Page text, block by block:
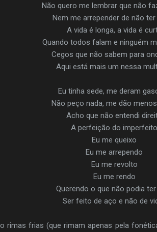
Não quero me lembrar que não
Nem me arrepender de não ter
A vida é longa, a vida é
Quando todos falam e ninguém
Cegos que não sabem para
Aqui está mais um nessa
Eu tinha sede, me deram
Não peço nada, me dão
Acho que não entendi
A perfeição do imperfeito
Eu me queixo
Eu me arrependo
Eu me revolto
Eu me rendo
Querendo o que não podia
Ser feito de aço e não de
rimas frias (que rimam apenas pela